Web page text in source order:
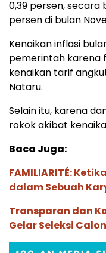
0,39 persen, secara
persen di bulan
Kenaikan inflasi
pemerintah karena
kenaikan tarif
Nataru.
Selain itu, karena
rokok akibat
Baca Juga:
FAMILIARITÉ:
dalam Sebuah
Transparan dan
Gelar Seleksi